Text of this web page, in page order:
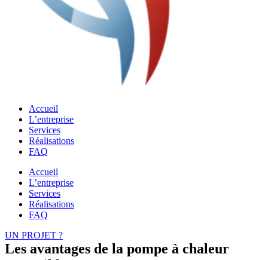
Accueil
L’entreprise
Services
Réalisations
FAQ
Accueil
L’entreprise
Services
Réalisations
FAQ
UN PROJET ?
Les avantages de la pompe à chaleur